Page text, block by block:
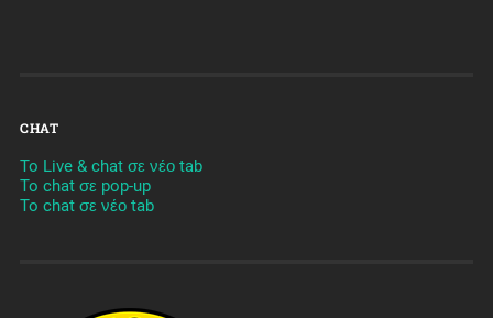
CHAT
To Live & chat σε νέο tab
To chat σε pop-up
To chat σε νέο tab